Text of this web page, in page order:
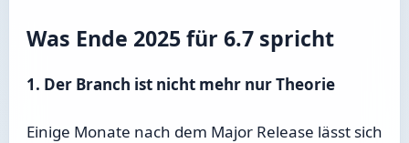
Was Ende 2025 für 6.7 spricht
1. Der Branch ist nicht mehr nur Theorie
Einige Monate nach dem Major Release lässt sich